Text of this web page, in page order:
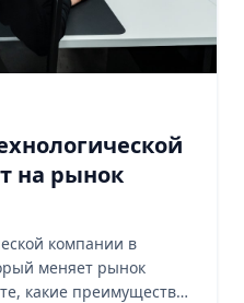
на рынок
компании в
меняет рынок
какие преимущества